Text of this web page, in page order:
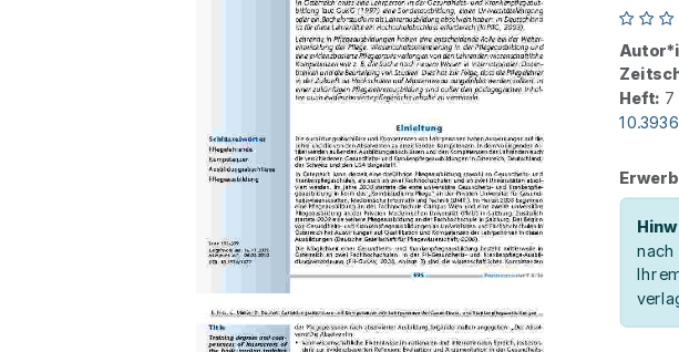
Heft:
nach